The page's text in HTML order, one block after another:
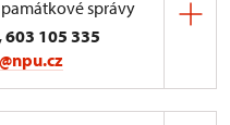
správy
603 105 335